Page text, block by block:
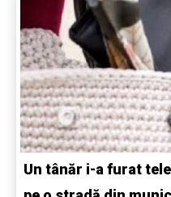
Un tânăr i-a furat